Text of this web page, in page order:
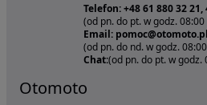
Telefon: +48 61 880 32 21,
(od pn. do pt. w godz. 08:00
Email: pomoc@otomoto.pl
(od pn. do nd. w godz.
Chat:(od pn. do pt. w godz.
Otomoto